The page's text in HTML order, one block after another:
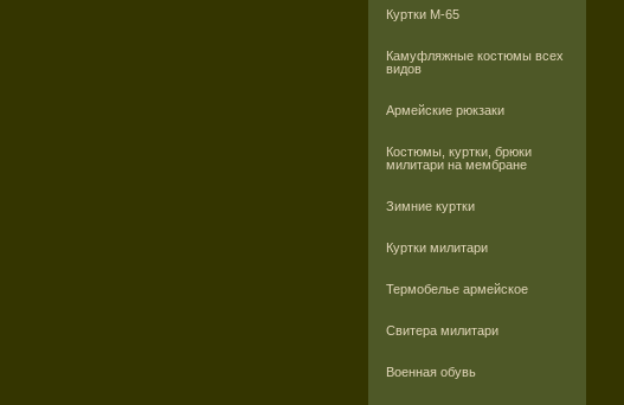
Куртки M-65
Камуфляжные костюмы всех
видов
Армейские рюкзаки
Костюмы, куртки, брюки
милитари на мембране
Зимние куртки
Куртки милитари
Термобелье армейское
Свитера милитари
Военная обувь